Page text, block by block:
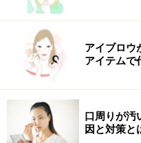
アイブロウ
アイテムで
口周りが汚
因と対策と